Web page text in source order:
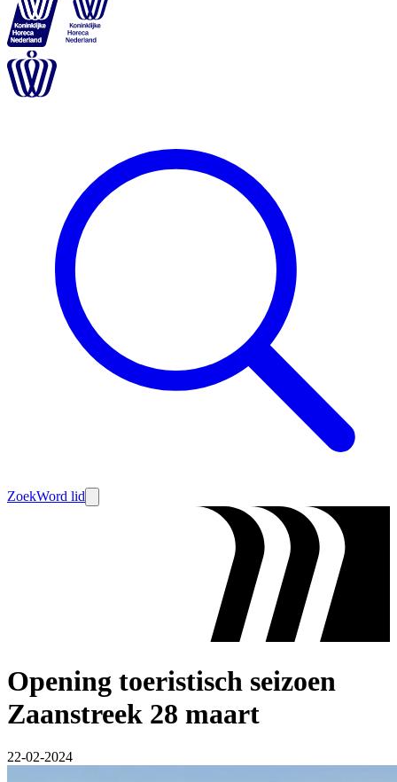
ZoekWord lid
Opening toeristisch seizoen
Zaanstreek 28 maart
22-02-2024